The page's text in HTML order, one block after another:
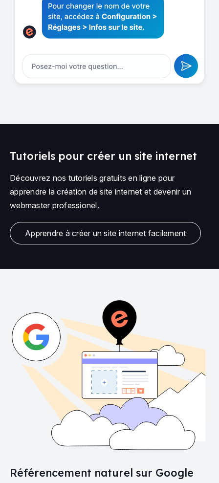
Tutoriels pour créer un site internet
Découvrez nos tutoriels gratuits en ligne pour
apprendre la création de site internet et devenir un
webmaster professionel.
Apprendre à créer un site internet facilement
Référencement naturel sur Google